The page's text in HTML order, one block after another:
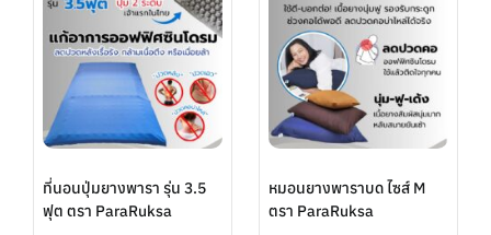
ที่นอนปุ่มยางพารา รุ่น 3.5
ฟุต ตรา ParaRuksa
หมอนยางพาราบด ไซส์ M
ตรา ParaRuksa